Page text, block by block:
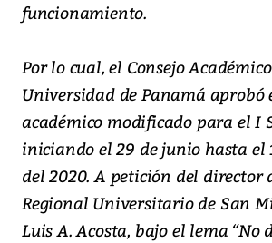
funcionamiento.
Por lo cual, el Consejo
Universidad de Panamá aprobó
académico modificado para el I
iniciando el 29 de junio hasta el
del 2020. A petición del director
Regional Universitario de San
Luis A. Acosta, bajo el lema “No